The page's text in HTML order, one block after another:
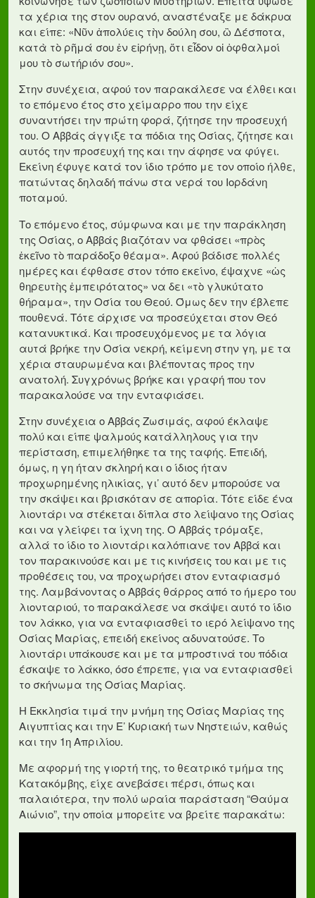
τα χέρια της στον ουρανό, αναστέναξε με δάκρυα
και είπε: «Νῦν ἀπολύεις τὴν δούλη σου, ὢ Δέσποτα,
κατὰ τὸ ρῆμά σου ἐν εἰρήνῃ, ὅτι εἶδον οἱ ὀφθαλμοί
μου τὸ σωτήριόν σου».
Στην συνέχεια, αφού τον παρακάλεσε να έλθει και
το επόμενο έτος στο χείμαρρο που την είχε
συναντήσει την πρώτη φορά, ζήτησε την προσευχή
του. Ο Αββάς άγγιξε τα πόδια της Οσίας, ζήτησε και
αυτός την προσευχή της και την άφησε να φύγει.
Εκείνη έφυγε κατά τον ίδιο τρόπο με τον οποίο ήλθε,
πατώντας δηλαδή πάνω στα νερά του Ιορδάνη
ποταμού.
Το επόμενο έτος, σύμφωνα και με την παράκληση
της Οσίας, ο Αββάς βιαζόταν να φθάσει «πρὸς
ἐκεῖνο τὸ παράδοξο θέαμα». Αφού βάδισε πολλές
ημέρες και έφθασε στον τόπο εκείνο, έψαχνε «ὡς
θηρευτὴς ἐμπειρότατος» να δει «τὸ γλυκύτατο
θήραμα», την Οσία του Θεού. Όμως δεν την έβλεπε
πουθενά. Τότε άρχισε να προσεύχεται στον Θεό
κατανυκτικά. Και προσευχόμενος με τα λόγια
αυτά βρήκε την Οσία νεκρή, κείμενη στην γη, με τα
χέρια σταυρωμένα και βλέποντας προς την
ανατολή. Συγχρόνως βρήκε και γραφή που τον
παρακαλούσε να την ενταφιάσει.
Στην συνέχεια ο Αββάς Ζωσιμάς, αφού έκλαψε
πολύ και είπε ψαλμούς κατάλληλους για την
περίσταση, επιμελήθηκε τα της ταφής. Επειδή,
όμως, η γη ήταν σκληρή και ο ίδιος ήταν
προχωρημένης ηλικίας, γι’ αυτό δεν μπορούσε να
την σκάψει και βρισκόταν σε απορία. Τότε είδε ένα
λιοντάρι να στέκεται δίπλα στο λείψανο της Οσίας
και να γλείφει τα ίχνη της. Ο Αββάς τρόμαξε,
αλλά το ίδιο το λιοντάρι καλόπιανε τον Αββά και
τον παρακινούσε και με τις κινήσεις του και με τις
προθέσεις του, να προχωρήσει στον ενταφιασμό
της. Λαμβάνοντας ο Αββάς θάρρος από το ήμερο του
λιονταριού, το παρακάλεσε να σκάψει αυτό το ίδιο
τον λάκκο, για να ενταφιασθεί το ιερό λείψανο της
Οσίας Μαρίας, επειδή εκείνος αδυνατούσε. Το
λιοντάρι υπάκουσε και με τα μπροστινά του πόδια
έσκαψε το λάκκο, όσο έπρεπε, για να ενταφιασθεί
το σκήνωμα της Οσίας Μαρίας.
Η Εκκλησία τιμά την μνήμη της Οσίας Μαρίας της
Αιγυπτίας και την Ε’ Κυριακή των Νηστειών, καθώς
και την 1η Απριλίου.
Με αφορμή της γιορτή της, το θεατρικό τμήμα της
Κατακόμβης, είχε ανεβάσει πέρσι, όπως και
παλαιότερα, την πολύ ωραία παράσταση “Θαύμα
Αιώνιο”, την οποία μπορείτε να βρείτε παρακάτω: